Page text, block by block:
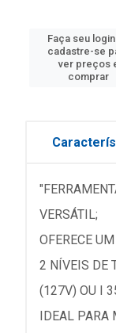
Faça seu
cadastre-se
ver preços
comprar
VERSÁTIL;
OFERECE
2 NÍVEIS DE
(127V) OU I
IDEAL PARA